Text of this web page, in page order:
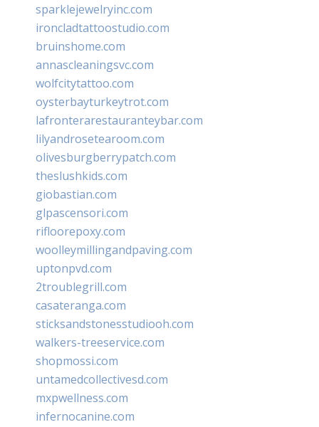
sparklejewelryinc.com
ironcladtattoostudio.com
bruinshome.com
annascleaningsvc.com
wolfcitytattoo.com
oysterbayturkeytrot.com
lafronterarestauranteybar.com
lilyandrosetearoom.com
olivesburgberrypatch.com
theslushkids.com
giobastian.com
glpascensori.com
rifloorepoxy.com
woolleymillingandpaving.com
uptonpvd.com
2troublegrill.com
casateranga.com
sticksandstonesstudiooh.com
walkers-treeservice.com
shopmossi.com
untamedcollectivesd.com
mxpwellness.com
infernocanine.com